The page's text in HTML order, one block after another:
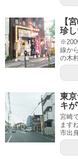
【
珍
線か
の木
東
キ
宮崎
ます
市出